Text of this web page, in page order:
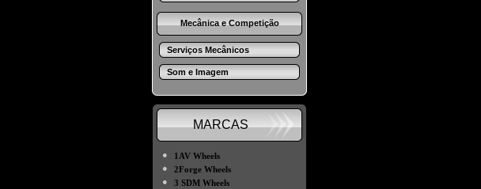
Mecânica e Competição
Serviços Mecânicos
Som e Imagem
MARCAS
●
1AV Wheels
●
2Forge Wheels
●
3 SDM Wheels